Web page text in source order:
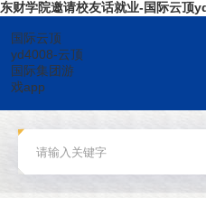
东财学院邀请校友话就业-国际云顶
国际云顶
yd4008-云顶
国际集团游
戏app